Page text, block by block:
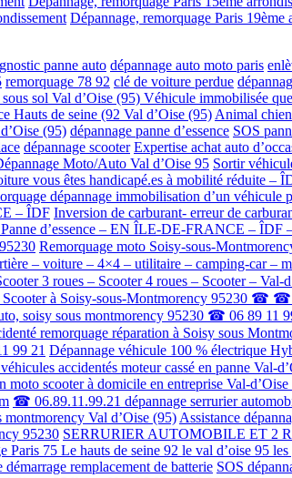
Dépannage, remorquage Paris 19ème
panne auto dépannage auto moto paris
remorquage 78 92 clé de voiture perdue
sol Val d’Oise (95) Véhicule immobilisée
Hauts de seine (92 Val d’Oise (95) Animal
(95) dépannage panne d’essence SOS
dépannage scooter Expertise achat auto
Moto/Auto Val d’Oise 95 Sortir
vous êtes handicapé.es à mobilité réduite
dépannage immobilisation d’un véhicule
– ÎDF Inversion de carburant- erreur de
d’essence – EN ÎLE-DE-FRANCE – ÎDF
Remorquage moto Soisy-sous-
– voiture – 4×4 – utilitaire – camping-car –
3 roues – Scooter 4 roues – Scooter – Val-
à Soisy-sous-Montmorency 95230 ☎ ☎
soisy sous montmorency 95230 ☎ 06 89 11
remorquage réparation à Soisy sous
99 21 Dépannage véhicule 100 % électrique
accidentés moteur cassé en panne Val-
moto scooter à domicile en entreprise Val-
☎ 06.89.11.99.21 dépannage serrurier
montmorency Val d’Oise (95) Assistance
95230 SERRURIER AUTOMOBILE ET 2
Paris 75 Le hauts de seine 92 le val d’oise 95
démarrage remplacement de batterie SOS